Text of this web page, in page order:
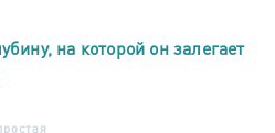
на которой он залегает